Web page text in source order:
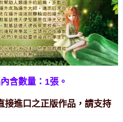
上)免運費
上)免運費
含數量：1張。
接進口之正版作品，請支持